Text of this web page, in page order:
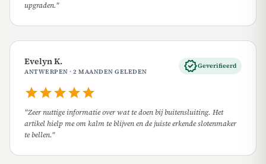
upgraden."
Evelyn K.
ANTWERPEN · 2 MAANDEN GELEDEN verifiedGeverifieerd
starstarstarstarstar
"Zeer nuttige informatie over wat te doen bij buitensluiting. Het
artikel hielp me om kalm te blijven en de juiste erkende slotenmaker
te bellen."